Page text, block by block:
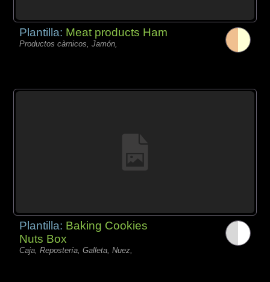
Plantilla: Meat products Ham
Productos càrnicos, Jamón,
Plantilla: Baking Cookies
Nuts Box
Caja, Repostería, Galleta, Nuez,